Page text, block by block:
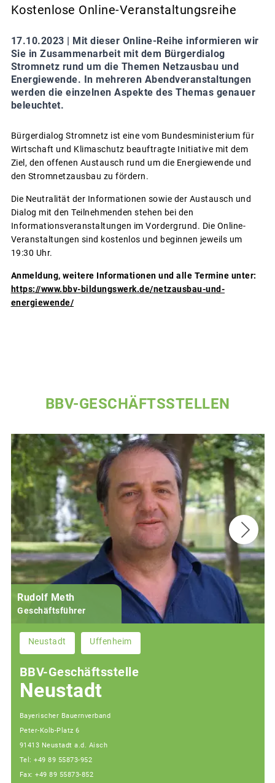
Kostenlose Online-Veranstaltungsreihe
17.10.2023 | Mit dieser Online-Reihe informieren wir
Sie in Zusammenarbeit mit dem Bürgerdialog
Stromnetz rund um die Themen Netzausbau und
Energiewende. In mehreren Abendveranstaltungen
werden die einzelnen Aspekte des Themas genauer
beleuchtet.
Bürgerdialog Stromnetz ist eine vom Bundesministerium für
Wirtschaft und Klimaschutz beauftragte Initiative mit dem
Ziel, den offenen Austausch rund um die Energiewende und
den Stromnetzausbau zu fördern.
Die Neutralität der Informationen sowie der Austausch und
Dialog mit den Teilnehmenden stehen bei den
Informationsveranstaltungen im Vordergrund. Die Online-
Veranstaltungen sind kostenlos und beginnen jeweils um
19:30 Uhr.
Anmeldung, weitere Informationen und alle Termine unter:
https://www.bbv-bildungswerk.de/netzausbau-und-
energiewende/
BBV-GESCHÄFTSSTELLEN
Rudolf Meth
Geschäftsführer
Neustadt Uffenheim
BBV-Geschäftsstelle
Neustadt
Bayerischer Bauernverband
Peter-Kolb-Platz 6
91413 Neustadt a.d. Aisch
Tel: +49 89 55873-952
Fax: +49 89 55873-852